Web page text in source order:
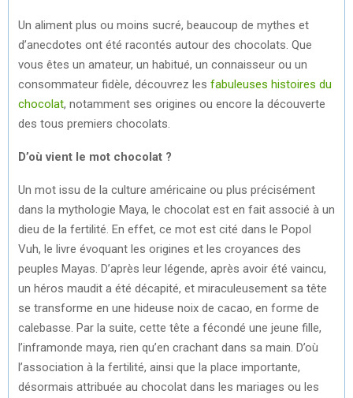
Un aliment plus ou moins sucré, beaucoup de mythes et
d’anecdotes ont été racontés autour des chocolats. Que
vous êtes un amateur, un habitué, un connaisseur ou un
consommateur fidèle, découvrez les fabuleuses histoires du
chocolat, notamment ses origines ou encore la découverte
des tous premiers chocolats.
D’où vient le mot chocolat ?
Un mot issu de la culture américaine ou plus précisément
dans la mythologie Maya, le chocolat est en fait associé à un
dieu de la fertilité. En effet, ce mot est cité dans le Popol
Vuh, le livre évoquant les origines et les croyances des
peuples Mayas. D’après leur légende, après avoir été vaincu,
un héros maudit a été décapité, et miraculeusement sa tête
se transforme en une hideuse noix de cacao, en forme de
calebasse. Par la suite, cette tête a fécondé une jeune fille,
l’inframonde maya, rien qu’en crachant dans sa main. D’où
l’association à la fertilité, ainsi que la place importante,
désormais attribuée au chocolat dans les mariages ou les